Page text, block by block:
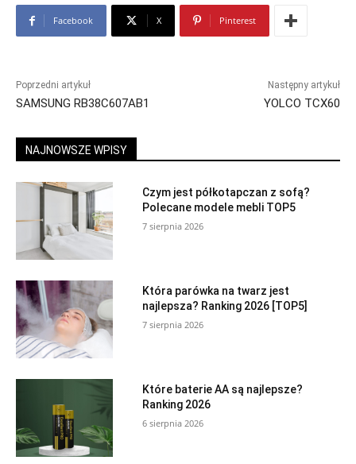
Facebook X Pinterest
Poprzedni artykuł
SAMSUNG RB38C607AB1
Następny artykuł
YOLCO TCX60
NAJNOWSZE WPISY
Czym jest półkotapczan z sofą?
Polecane modele mebli TOP5
7 sierpnia 2026
Która parówka na twarz jest
najlepsza? Ranking 2026 [TOP5]
7 sierpnia 2026
Które baterie AA są najlepsze?
Ranking 2026
6 sierpnia 2026